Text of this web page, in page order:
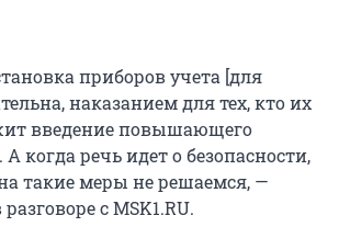
приборов учета [для
наказанием для тех, кто их
введение повышающего
когда речь идет о безопасности,
такие меры не решаемся, —
с MSK1.RU.